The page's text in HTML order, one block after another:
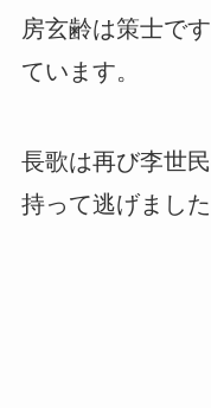
房玄齢は策士で
ています。
長歌は再び李世
持って逃げました